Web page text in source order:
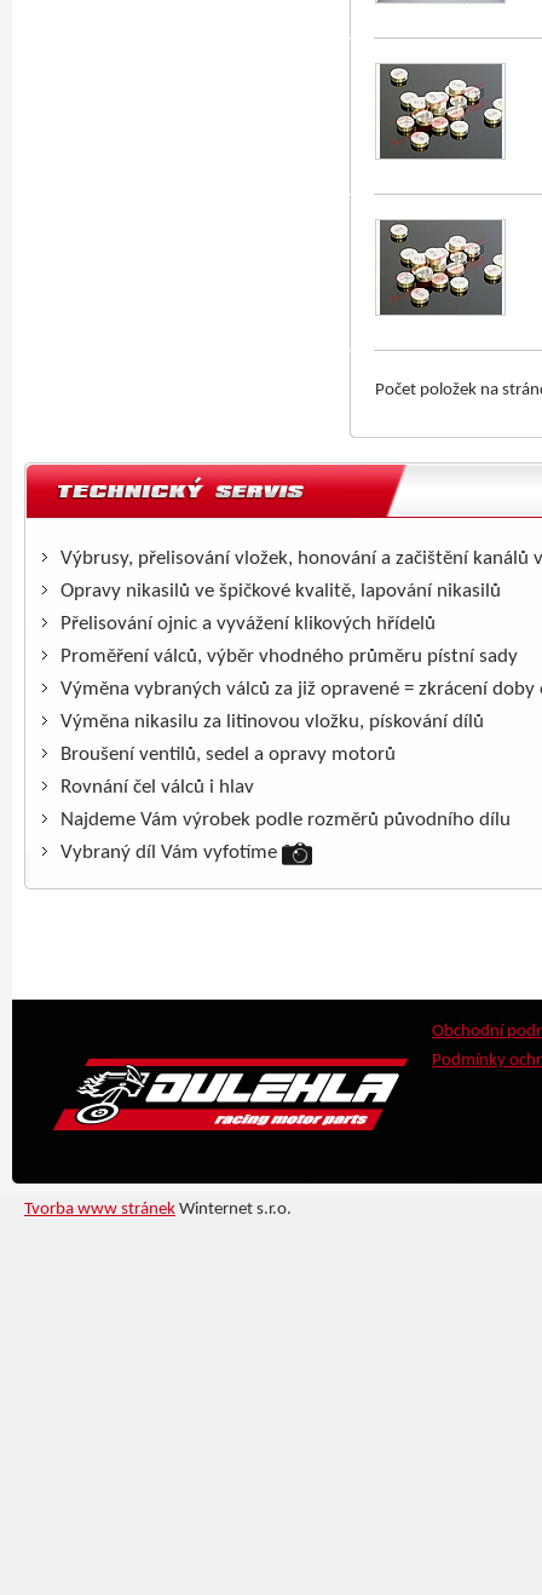
Počet položek na
Výbrusy, přelisování vložek, honování a začištění kanálů
Opravy nikasilů ve špičkové kvalitě, lapování nikasilů
Přelisování ojnic a vyvážení klikových hřídelů
Proměření válců, výběr vhodného průměru pístní sady
Výměna vybraných válců za již opravené = zkrácení doby
Výměna nikasilu za litinovou vložku, pískování dílů
Broušení ventilů, sedel a opravy motorů
Rovnání čel válců i hlav
Najdeme Vám výrobek podle rozměrů původního dílu
Vybraný díl Vám vyfotíme
Obchodní
Podmínky
Tvorba www stránek Winternet s.r.o.